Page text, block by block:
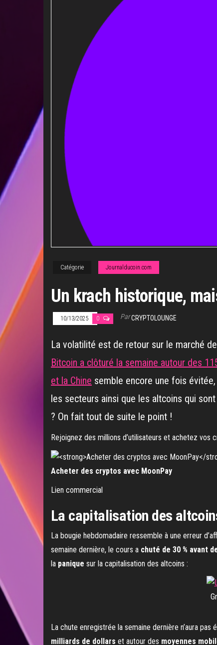
Catégorie Journalducoin.com
Un krach historique,
10/13/2025 0 ParCRYPTOLOUNGE
La volatilité est de retour sur le marché
Bitcoin a clôturé la semaine autour des
et la Chine semble encore une fois
les secteurs ainsi que les altcoins qui
? On fait tout de suite le point !
Rejoignez des millions d’utilisateurs et achetez vos
Acheter des cryptos avec MoonPay
Lien commercial
La capitalisation des
La bougie hebdomadaire ressemble à une erreur
semaine dernière, le cours a chuté de 30 % avant
la panique sur la capitalisation des altcoins :
La chute enregistrée la semaine dernière n’aura pas
milliards de dollars et autour des moyennes